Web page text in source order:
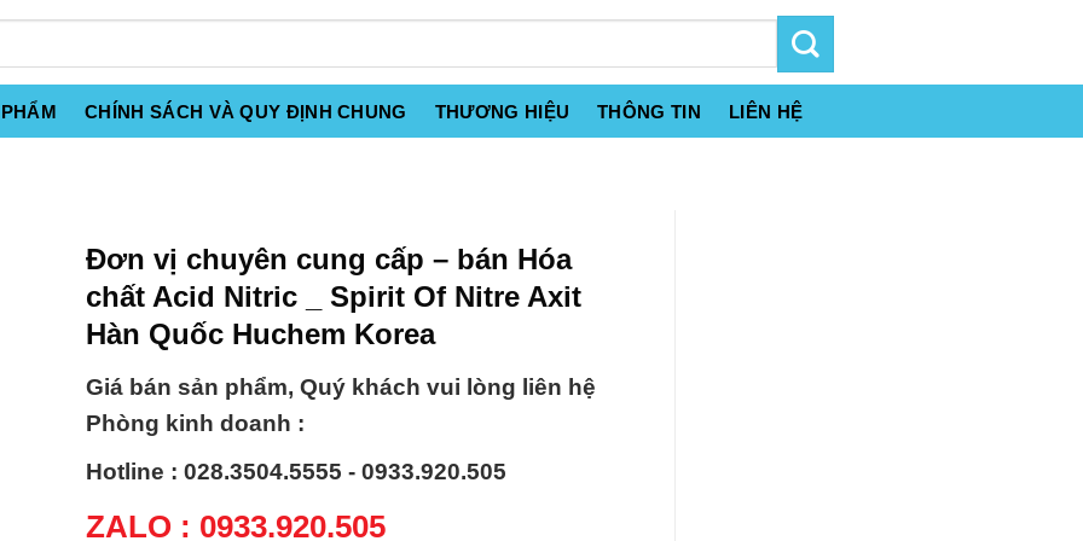
CHÍNH SÁCH VÀ QUY ĐỊNH CHUNG THƯƠNG HIỆU THÔNG TIN LIÊN HỆ
Đơn vị chuyên cung cấp – bán Hóa
chất Acid Nitric _ Spirit Of Nitre Axit
Hàn Quốc Huchem Korea
Giá bán sản phẩm, Quý khách vui lòng liên hệ
Phòng kinh doanh :
Hotline : 028.3504.5555 - 0933.920.505
ZALO : 0933.920.505